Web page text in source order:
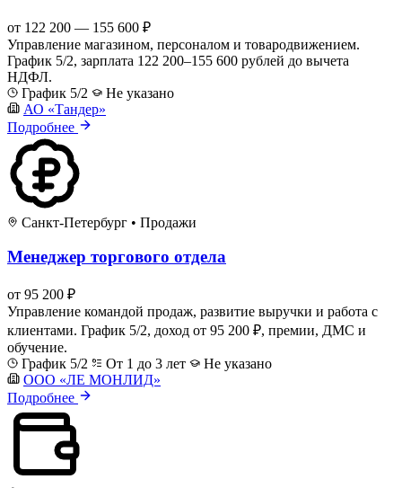
от 122 200 — 155 600 ₽
Управление магазином, персоналом и товародвижением.
График 5/2, зарплата 122 200–155 600 рублей до вычета
НДФЛ.
График 5/2
Не указано
АО «Тандер»
Подробнее
Санкт-Петербург • Продажи
Менеджер торгового отдела
от 95 200 ₽
Управление командой продаж, развитие выручки и работа с
клиентами. График 5/2, доход от 95 200 ₽, премии, ДМС и
обучение.
График 5/2
От 1 до 3 лет
Не указано
ООО «ЛЕ МОНЛИД»
Подробнее